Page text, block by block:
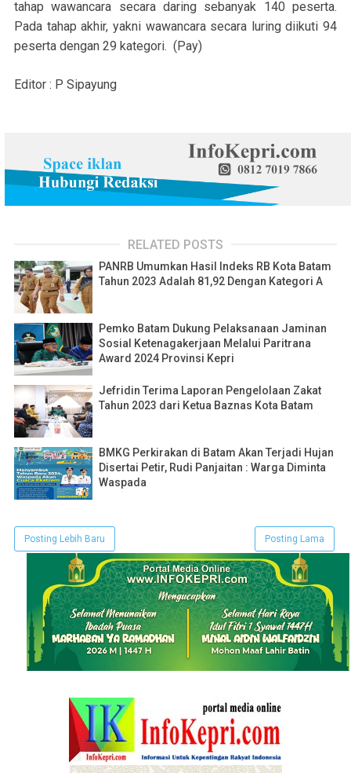
tahap wawancara secara daring sebanyak 140 peserta.
Pada tahap akhir, yakni wawancara secara luring diikuti 94
peserta dengan 29 kategori. (Pay)
Editor : P Sipayung
RELATED POSTS
PANRB Umumkan Hasil Indeks RB Kota Batam
Tahun 2023 Adalah 81,92 Dengan Kategori A
Pemko Batam Dukung Pelaksanaan Jaminan
Sosial Ketenagakerjaan Melalui Paritrana
Award 2024 Provinsi Kepri
Jefridin Terima Laporan Pengelolaan Zakat
Tahun 2023 dari Ketua Baznas Kota Batam
BMKG Perkirakan di Batam Akan Terjadi Hujan
Disertai Petir, Rudi Panjaitan : Warga Diminta
Waspada
Posting Lebih Baru Posting Lama